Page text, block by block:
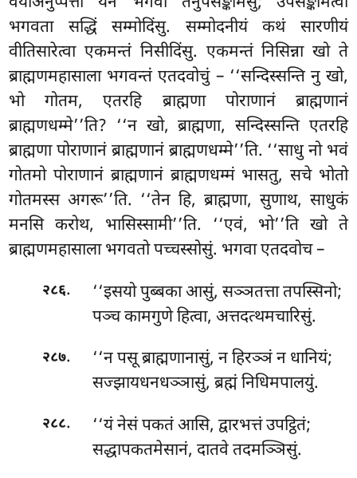
भगवता सद्धिं सम्मोदिंसु. सम्मोदनीयं कथं सारणीयं
वीतिसारेत्वा एकमन्तं निसीदिंसु. एकमन्तं निसिन्ना खो ते
ब्राह्मणमहासाला भगवन्तं एतदवोचुं – ‘‘सन्दिस्सन्ति नु खो,
भो गोतम, एतरहि ब्राह्मणा पोराणानं ब्राह्मणानं
ब्राह्मणधम्मे’’ति? ‘‘न खो, ब्राह्मणा, सन्दिस्सन्ति एतरहि
ब्राह्मणा पोराणानं ब्राह्मणानं ब्राह्मणधम्मे’’ति. ‘‘साधु नो भवं
गोतमो पोराणानं ब्राह्मणानं ब्राह्मणधम्मं भासतु, सचे भोतो
गोतमस्स अगरू’’ति. ‘‘तेन हि, ब्राह्मणा, सुणाथ, साधुकं
मनसि करोथ, भासिस्सामी’’ति. ‘‘एवं, भो’’ति खो ते
ब्राह्मणमहासाला भगवतो पच्चस्सोसुं. भगवा एतदवोच –
२८६.
‘‘इसयो पुब्बका आसुं, सञ्ञतत्ता तपस्सिनो;
पञ्च कामगुणे हित्वा, अत्तदत्थमचारिसुं.
२८७. ‘‘नपसू ब्राह्मणानासुं, न हिरञ्ञं न धानियं;
सज्झायधनधञ्ञासुं, ब्रह्मं निधिमपालयुं.
२८८. ‘‘यंनेसं पकतं आसि, द्वारभत्तं उपट्ठितं;
सद्धापकतमेसानं, दातवे तदमञ्ञिसुं.